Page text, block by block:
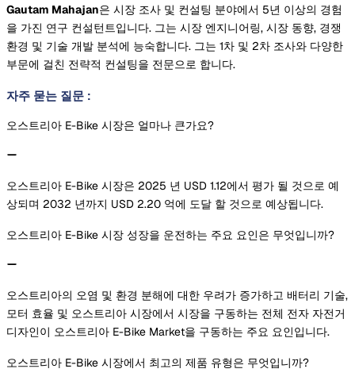
Gautam Mahajan은 시장 조사 및 컨설팅 분야에서 5년 이상의 경험
을 가진 연구 컨설턴트입니다. 그는 시장 엔지니어링, 시장 동향, 경쟁
환경 및 기술 개발 분석에 능숙합니다. 그는 1차 및 2차 조사와 다양한
부문에 걸친 전략적 컨설팅을 전문으로 합니다.
자주 묻는 질문 :
오스트리아 E-Bike 시장은 얼마나 큰가요?
오스트리아 E-Bike 시장은 2025 년 USD 1.12에서 평가 될 것으로 예
상되며 2032 년까지 USD 2.20 억에 도달 할 것으로 예상됩니다.
오스트리아 E-Bike 시장 성장을 운전하는 주요 요인은 무엇입니까?
오스트리아의 오염 및 환경 분해에 대한 우려가 증가하고 배터리 기술,
모터 효율 및 오스트리아 시장에서 시장을 구동하는 전체 전자 자전거
디자인이 오스트리아 E-Bike Market을 구동하는 주요 요인입니다.
오스트리아 E-Bike 시장에서 최고의 제품 유형은 무엇입니까?